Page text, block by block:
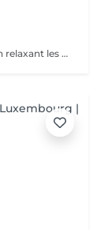
Le massage spa contribue à réduire le stress en relaxant les muscles et en libérant vos endorphines .